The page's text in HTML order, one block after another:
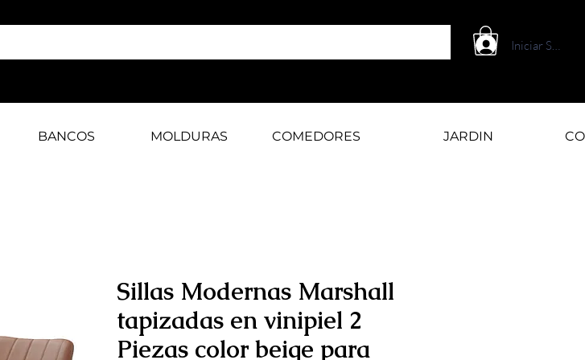
Iniciar Sesión
BANCOS MOLDURAS COMEDORES JARDIN
Sillas Modernas Marshall
tapizadas en vinipiel 2
Piezas color beige para